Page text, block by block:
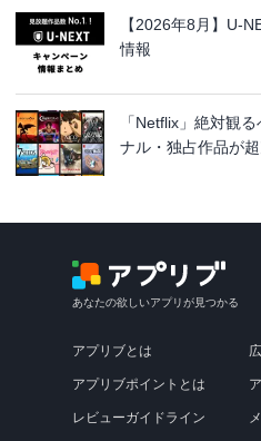
【2026年8月】U-
情報
「Netflix」絶対観
ナル・独占作品が
あなたの欲しいアプリが見つかる
アプリブとは
アプリブポイントとは
レビューガイドライン